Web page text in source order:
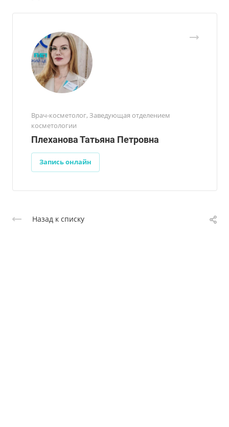
Врач-косметолог, Заведующая отделением
косметологии
Плеханова Татьяна Петровна
Запись онлайн
Назад к списку